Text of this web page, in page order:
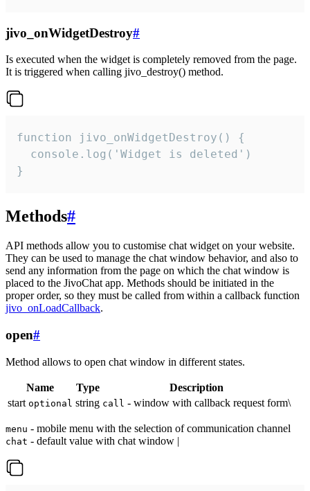
jivo_onWidgetDestroy#
Is executed when the widget is completely removed from the page.
It is triggered when calling jivo_destroy() method.
function jivo_onWidgetDestroy() {
  console.log('Widget is deleted')
}
Methods#
API methods allow you to customise chat widget on your website.
They can be used to manage the chat window behavior, and also to
send any information from the page on which the chat window is
placed to the JivoChat app. Methods should be initiated in the
proper order, so they must be called from within a callback function
jivo_onLoadCallback.
open#
Method allows to open chat window in different states.
Name Type
Description
start optional string call - window with callback request form\
menu - mobile menu with the selection of communication channel
chat - default value with chat window |